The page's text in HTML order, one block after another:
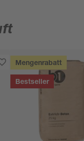
Mengenrabatt
Bestseller